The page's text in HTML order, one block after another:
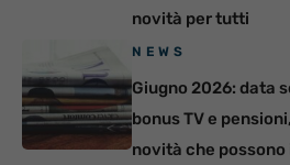
novità per tutti
NEWS
Giugno 2026: data
bonus TV e
novità che